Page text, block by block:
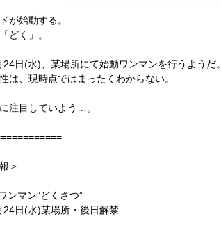
が始動する。
どく」。
日(水)、某場所にて始動ワンマンを行うようだ。
は、現時点ではまったくわからない。
注目していよう…。
＞
ンマン”どくさつ”
24日(水)某場所・後日解禁